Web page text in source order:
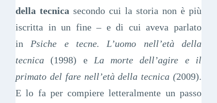
della tecnica secondo cui la storia non è più
iscritta in un fine – e di cui aveva parlato
in Psiche e tecne. L’uomo nell’età della
tecnica (1998) eLa morte dell’agire e il
primato del fare nell’età della tecnica (2009).
E lo fa per compiere letteralmente un passo